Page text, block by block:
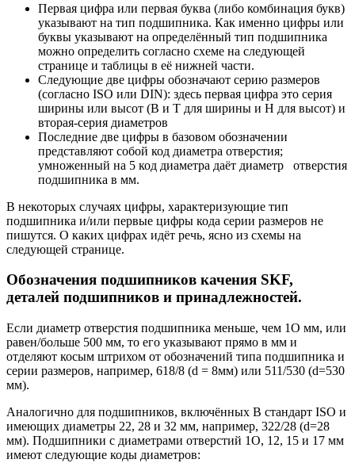
Первая цифра или первая буква (либо комбинация букв)
указывают на тип подшипника. Как именно цифры или
буквы указывают на определённый тип подшипника
можно определить согласно схеме на следующей
странице и таблицы в её нижней части.
Следующие две цифры обозначают серию размеров
(согласно ISO или DIN): здесь первая цифра это серия
ширины или высот (В и Т для ширины и Н для высот) и
вторая-серия диаметров
Последние две цифры в базовом обозначении
представляют собой код диаметра отверстия;
умноженный на 5 код диаметра даёт диаметр отверстия
подшипника в мм.
В некоторых случаях цифры, характеризующие тип
подшипника и/или первые цифры кода серии размеров не
пишутся. О каких цифрах идёт речь, ясно из схемы на
следующей странице.
Обозначения подшипников качения SKF,
деталей подшипников и принадлежностей.
Если диаметр отверстия подшипника меньше, чем 1О мм, или
равен/больше 500 мм, то его указывают прямо в мм и
отделяют косым штрихом от обозначений типа подшипника и
серии размеров, например, 618/8 (d = 8мм) или 511/530 (d=530
мм).
Аналогично для подшипников, включённых В стандарт ISO и
имеющих диаметры 22, 28 и 32 мм, например, 322/28 (d=28
мм). Подшипники с диаметрами отверстий 1О, 12, 15 и 17 мм
имеют следующие коды диаметров: